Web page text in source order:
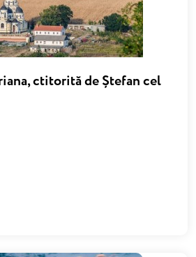
ctitorită de Ștefan cel